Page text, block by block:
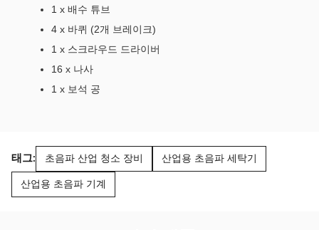
1 x 배수 튜브
4 x 바퀴 (2개 브레이크)
1 x 스크라우드 드라이버
16 x 나사
1 x 보석 공
태그: 초음파 산업 청소 장비 산업용 초음파 세탁기
산업용 초음파 기계